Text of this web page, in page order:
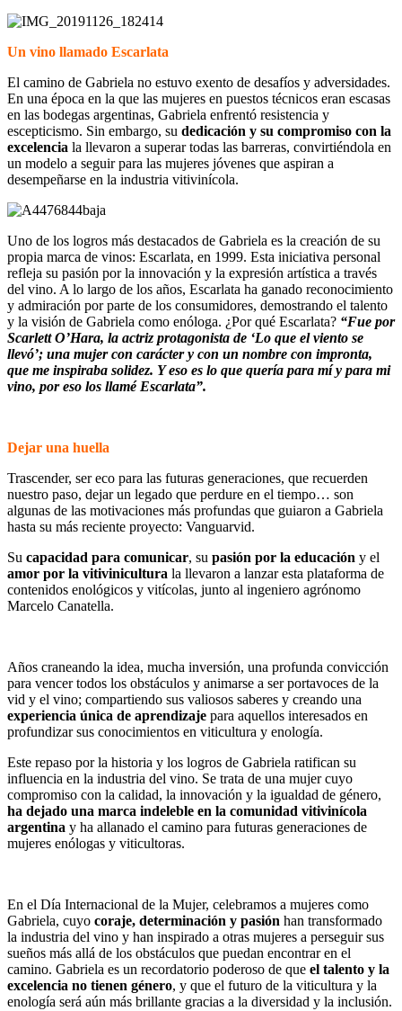
Un vino llamado Escarlata
El camino de Gabriela no estuvo exento de desafíos y adversidades.
En una época en la que las mujeres en puestos técnicos eran escasas
en las bodegas argentinas, Gabriela enfrentó resistencia y
escepticismo. Sin embargo, su dedicación y su compromiso con la
excelencia la llevaron a superar todas las barreras, convirtiéndola en
un modelo a seguir para las mujeres jóvenes que aspiran a
desempeñarse en la industria vitivinícola.
Uno de los logros más destacados de Gabriela es la creación de su
propia marca de vinos: Escarlata, en 1999. Esta iniciativa personal
refleja su pasión por la innovación y la expresión artística a través
del vino. A lo largo de los años, Escarlata ha ganado reconocimiento
y admiración por parte de los consumidores, demostrando el talento
y la visión de Gabriela como enóloga. ¿Por qué Escarlata? “Fue por
Scarlett OʼHara, la actriz protagonista de ‘Lo que el viento se
llevó’; una mujer con carácter y con un nombre con impronta,
que me inspiraba solidez. Y eso es lo que quería para mí y para mi
vino, por eso los llamé Escarlata”.
Dejar una huella
Trascender, ser eco para las futuras generaciones, que recuerden
nuestro paso, dejar un legado que perdure en el tiempo… son
algunas de las motivaciones más profundas que guiaron a Gabriela
hasta su más reciente proyecto: Vanguarvid.
Su capacidad para comunicar, su pasión por la educación y el
amor por la vitivinicultura la llevaron a lanzar esta plataforma de
contenidos enológicos y vitícolas, junto al ingeniero agrónomo
Marcelo Canatella.
Años craneando la idea, mucha inversión, una profunda convicción
para vencer todos los obstáculos y animarse a ser portavoces de la
vid y el vino; compartiendo sus valiosos saberes y creando una
experiencia única de aprendizaje para aquellos interesados en
profundizar sus conocimientos en viticultura y enología.
Este repaso por la historia y los logros de Gabriela ratifican su
influencia en la industria del vino. Se trata de una mujer cuyo
compromiso con la calidad, la innovación y la igualdad de género,
ha dejado una marca indeleble en la comunidad vitivinícola
argentina y ha allanado el camino para futuras generaciones de
mujeres enólogas y viticultoras.
En el Día Internacional de la Mujer, celebramos a mujeres como
Gabriela, cuyo coraje, determinación y pasión han transformado
la industria del vino y han inspirado a otras mujeres a perseguir sus
sueños más allá de los obstáculos que puedan encontrar en el
camino. Gabriela es un recordatorio poderoso de que el talento y la
excelencia no tienen género, y que el futuro de la viticultura y la
enología será aún más brillante gracias a la diversidad y la inclusión.